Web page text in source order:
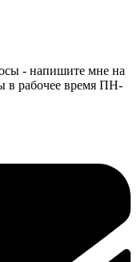
- напишите мне на
в рабочее время ПН-